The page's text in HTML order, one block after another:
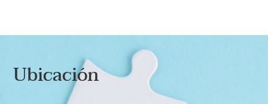
Ubicación